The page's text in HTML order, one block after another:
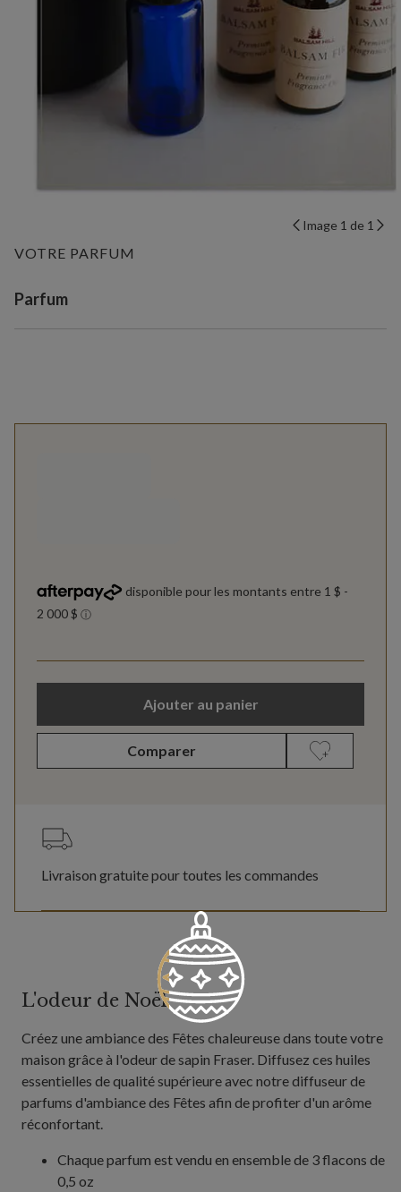
Image 1 de 1
VOTRE PARFUM
Variant selection
Parfum
Ajouter au panier
Comparer
Livraison gratuite pour toutes les commandes
L'odeur de Noël
Créez une ambiance des Fêtes chaleureuse dans toute votre
maison grâce à l'odeur de sapin Fraser. Diffusez ces huiles
essentielles de qualité supérieure avec notre diffuseur de
parfums d'ambiance des Fêtes afin de profiter d'un arôme
réconfortant.
Chaque parfum est vendu en ensemble de 3 flacons de
0,5 oz